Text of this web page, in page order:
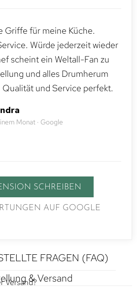
Griffe für meine Küche.
Würde jederzeit wieder
scheint ein Weltall-Fan zu
und alles Drumherum
und Service perfekt.
Monat · Google
SCHREIBEN
AUF GOOGLE
FRAGEN (FAQ)
& Versand
Versand?